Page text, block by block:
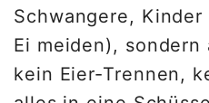
Schwangere,
Ei meiden),
kein Eier-Trennen,